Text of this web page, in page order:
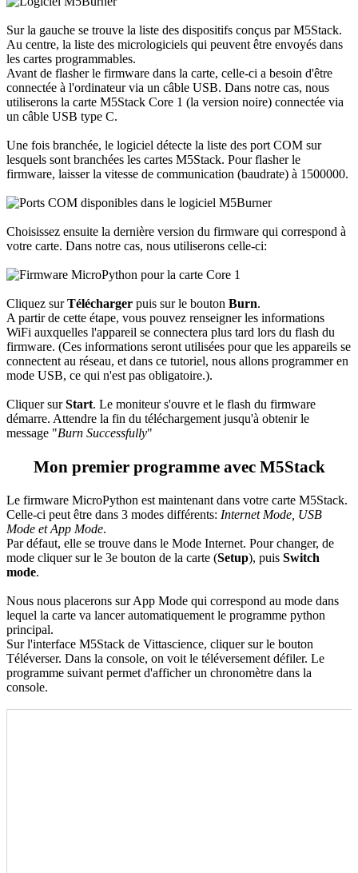
Sur la gauche se trouve la liste des dispositifs conçus par M5Stack.
Au centre, la liste des micrologiciels qui peuvent être envoyés dans
les cartes programmables.
Avant de flasher le firmware dans la carte, celle-ci a besoin d'être
connectée à l'ordinateur via un câble USB. Dans notre cas, nous
utiliserons la carte M5Stack Core 1 (la version noire) connectée via
un câble USB type C.
Une fois branchée, le logiciel détecte la liste des port COM sur
lesquels sont branchées les cartes M5Stack. Pour flasher le
firmware, laisser la vitesse de communication (baudrate) à 1500000.
Choisissez ensuite la dernière version du firmware qui correspond à
votre carte. Dans notre cas, nous utiliserons celle-ci:
Cliquez surTélécharger puis sur le bouton Burn.
A partir de cette étape, vous pouvez renseigner les informations
WiFi auxquelles l'appareil se connectera plus tard lors du flash du
firmware. (Ces informations seront utilisées pour que les appareils se
connectent au réseau, et dans ce tutoriel, nous allons programmer en
mode USB, ce qui n'est pas obligatoire.).
Cliquer surStart. Le moniteur s'ouvre et le flash du firmware
démarre. Attendre la fin du téléchargement jusqu'à obtenir le
message "Burn Successfully"
Mon premier programme avec M5Stack
Le firmware MicroPython est maintenant dans votre carte M5Stack.
Celle-ci peut être dans 3 modes différents: Internet Mode, USB
Mode et App Mode.
Par défaut, elle se trouve dans le Mode Internet. Pour changer, de
mode cliquer sur le 3e bouton de la carte (Setup), puis Switch
mode.
Nous nous placerons sur App Mode qui correspond au mode dans
lequel la carte va lancer automatiquement le programme python
principal.
Sur l'interface M5Stack de Vittascience, cliquer sur le bouton
Téléverser. Dans la console, on voit le téléversement défiler. Le
programme suivant permet d'afficher un chronomètre dans la
console.